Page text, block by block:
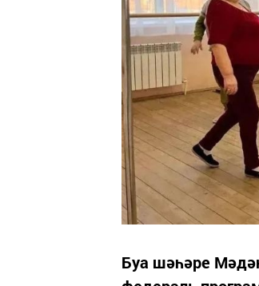
Буа шәһәре